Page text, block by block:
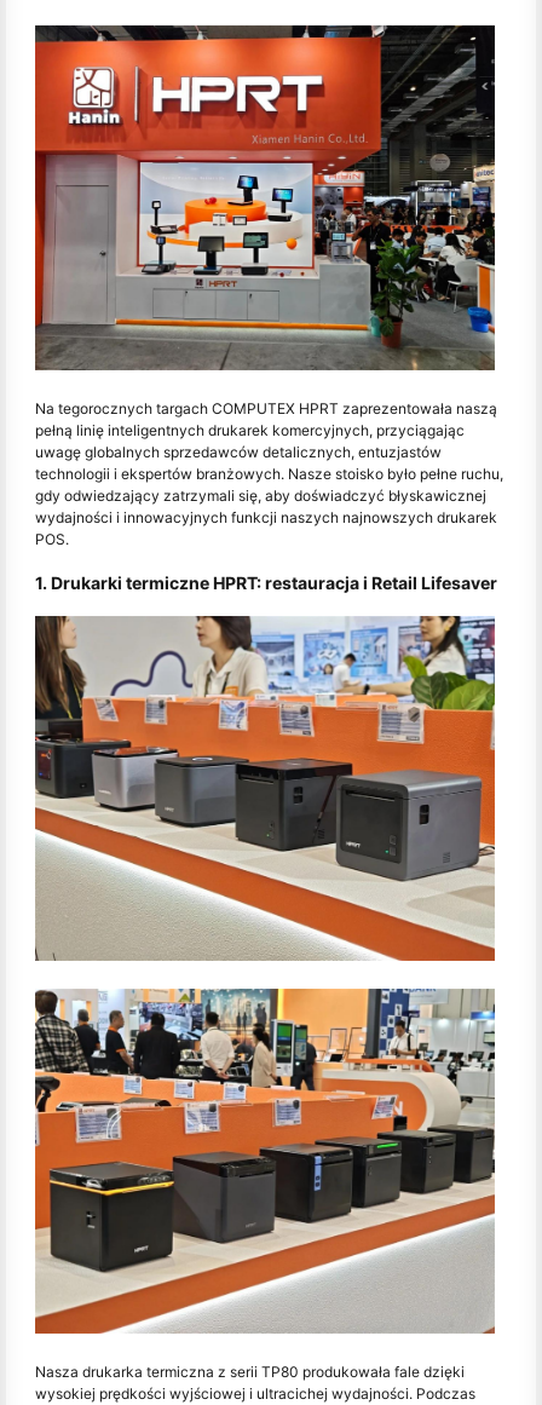
Na tegorocznych targach COMPUTEX HPRT zaprezentowała naszą
pełną linię inteligentnych drukarek komercyjnych, przyciągając
uwagę globalnych sprzedawców detalicznych, entuzjastów
technologii i ekspertów branżowych. Nasze stoisko było pełne ruchu,
gdy odwiedzający zatrzymali się, aby doświadczyć błyskawicznej
wydajności i innowacyjnych funkcji naszych najnowszych drukarek
POS.
1. Drukarki termiczne HPRT: restauracja i Retail Lifesaver
Nasza drukarka termiczna z serii TP80 produkowała fale dzięki
wysokiej prędkości wyjściowej i ultracichej wydajności. Podczas